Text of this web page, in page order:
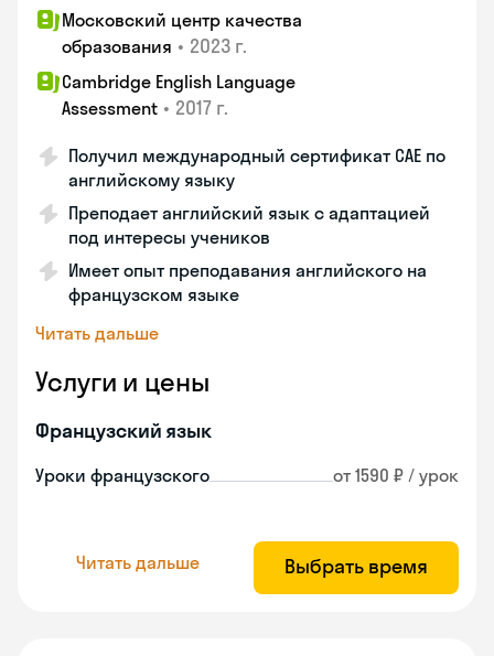
Московский центр качества
образования • 2023 г.
Cambridge English Language
Assessment • 2017 г.
Получил международный сертификат CAE по
английскому языку
Преподает английский язык с адаптацией
под интересы учеников
Имеет опыт преподавания английского на
французском языке
Читать дальше
Услуги и цены
Французский язык
Уроки французского от 1590 ₽ / урок
Читать дальше Выбрать время